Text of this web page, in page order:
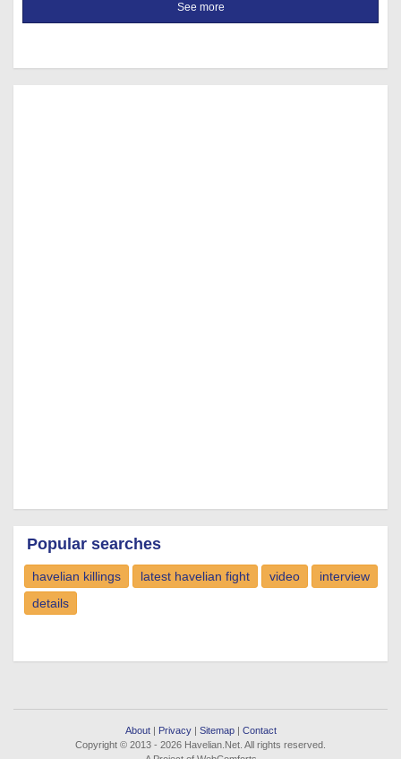
See more
Popular searches
havelian killings latest havelian fight video
interview
details
About| Privacy| Sitemap| Contact
Copyright © 2013 - 2026 Havelian.Net. All rights reserved.